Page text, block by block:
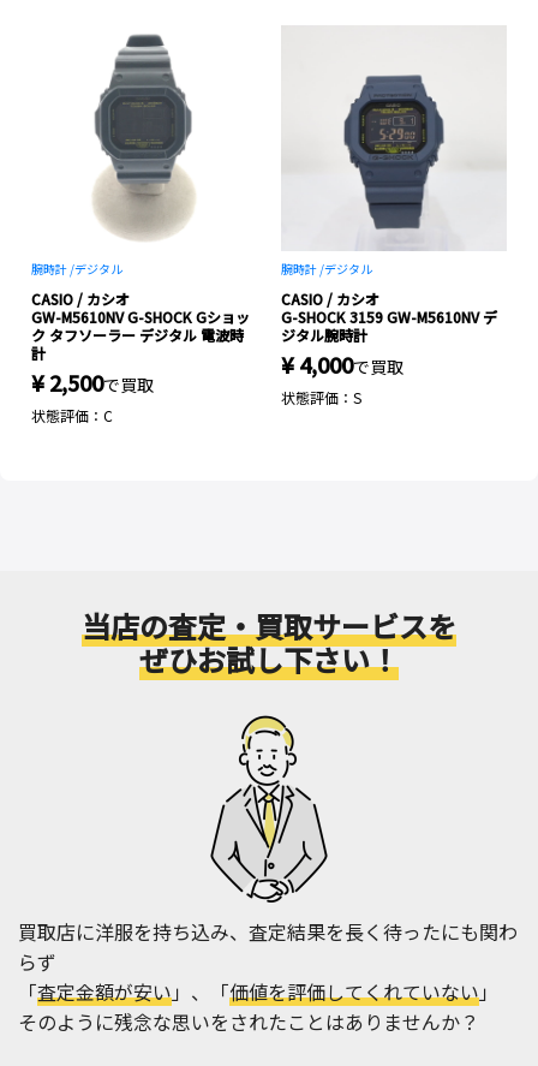
腕時計 /デジタル
CASIO / カシオ
GW-M5610NV G-SHOCK Gショッ
ク タフソーラー デジタル 電波時
計
¥ 2,500で買取
状態評価：C
腕時計 /デジタル
CASIO / カシオ
G-SHOCK 3159 GW-M5610NV デ
ジタル腕時計
¥ 4,000で買取
状態評価：S
当店の査定・買取サービスを
ぜひお試し下さい！
買取店に洋服を持ち込み、査定結果を長く待ったにも関わ
らず
「査定金額が安い」、「価値を評価してくれていない」
そのように残念な思いをされたことはありませんか？